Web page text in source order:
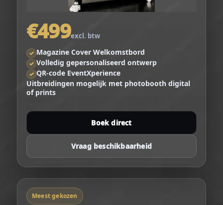
€499
✓ Magazine Cover Welkomstbord
✓ Volledig gepersonaliseerd ontwerp
✓ QR-code EventXperience
Uitbreidingen mogelijk met photobooth digital
of prints
Vraag beschikbaarheid
Meest gekozen